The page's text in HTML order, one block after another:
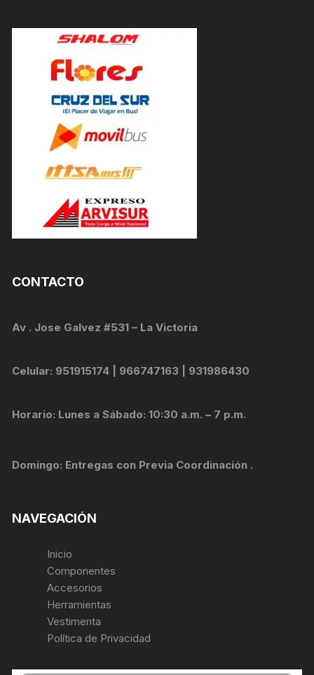
CONTACTO
Av . Jose Galvez #531 – La Victoria
Celular: 951915174 | 966747163 | 931986430
Horario: Lunes a Sábado: 10:30 a.m. – 7 p.m.
Domingo: Entregas con Previa Coordinación .
NAVEGACIÓN
Inicio
Componentes
Accesorios
Herramientas
Vestimenta
Política de Privacidad